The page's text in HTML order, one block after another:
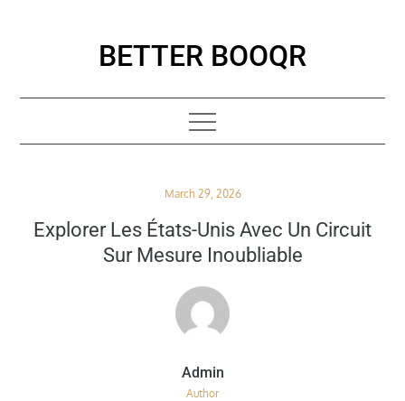
BETTER BOOQR
Posted
March 29, 2026
Explorer Les États-Unis Avec Un Circuit
Sur Mesure Inoubliable
Author